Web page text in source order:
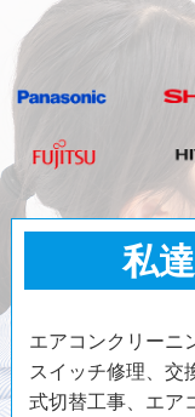
私
エアコンクリーニ
スイッチ修理、交
式切替工事、エア